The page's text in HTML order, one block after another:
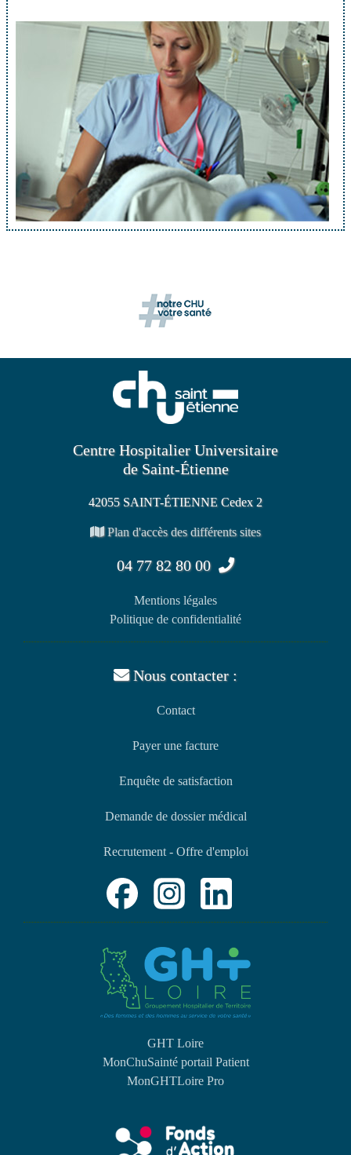
Centre Hospitalier Universitaire
de Saint-Étienne
42055 SAINT-ÉTIENNE Cedex 2
Plan d'accès des différents sites
04 77 82 80 00
Mentions légales
Politique de confidentialité
Nous contacter :
Contact
Payer une facture
Enquête de satisfaction
Demande de dossier médical
Recrutement - Offre d'emploi
GHT Loire
MonChuSainté portail Patient
MonGHTLoire Pro